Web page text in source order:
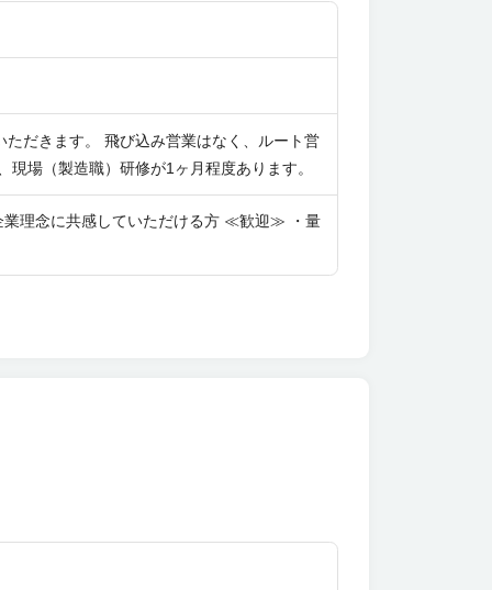
ただきます。 飛び込み営業はなく、ルート営
場（製造職）研修が1ヶ月程度あります。
理念に共感していただける方 ≪歓迎≫ ・量